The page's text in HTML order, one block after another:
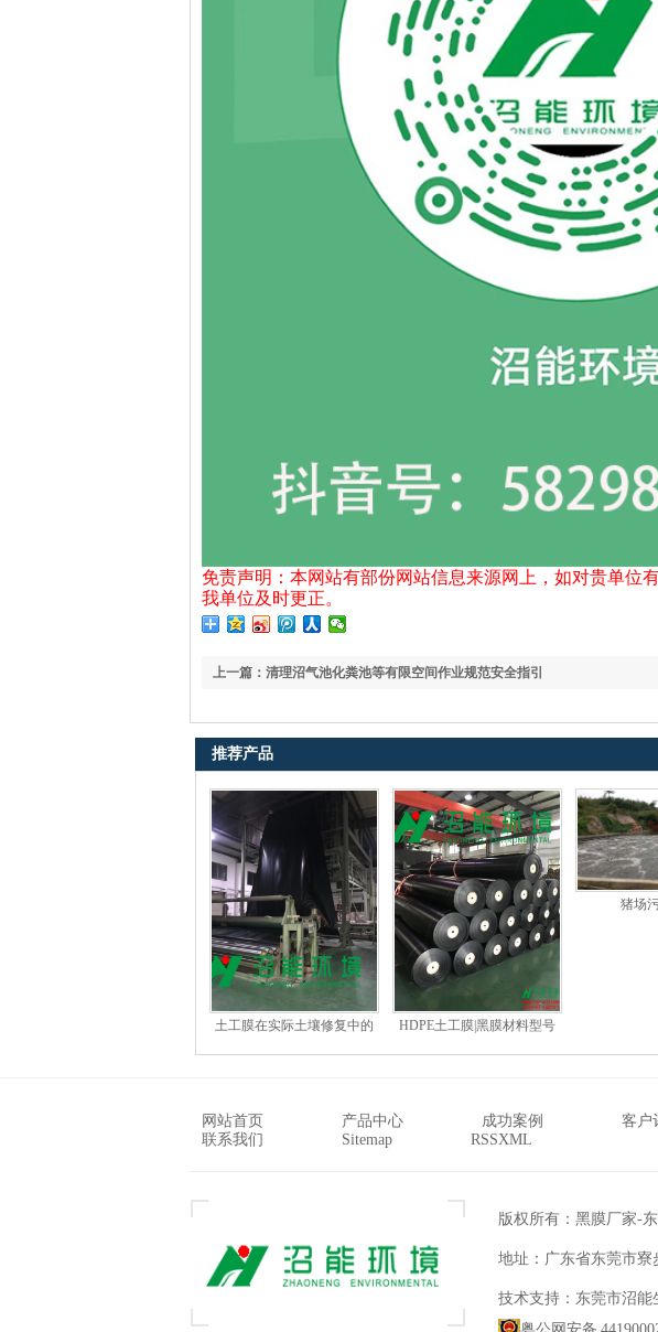
免责声明：本网站有部份网站信息来源网上，如对贵单位
我单位及时更正。
上一篇：清理沼气池化粪池等有限空间作业规范安全指引
推荐产品
土工膜在实际土壤修复中的
HDPE土工膜|黑膜材料型号
猪场
网站首页 产品中心 成功案例 客户
联系我们
Sitemap RSSXML
版权所有：黑膜厂家-
地址：广东省东莞市寮
技术支持：东莞市沼能